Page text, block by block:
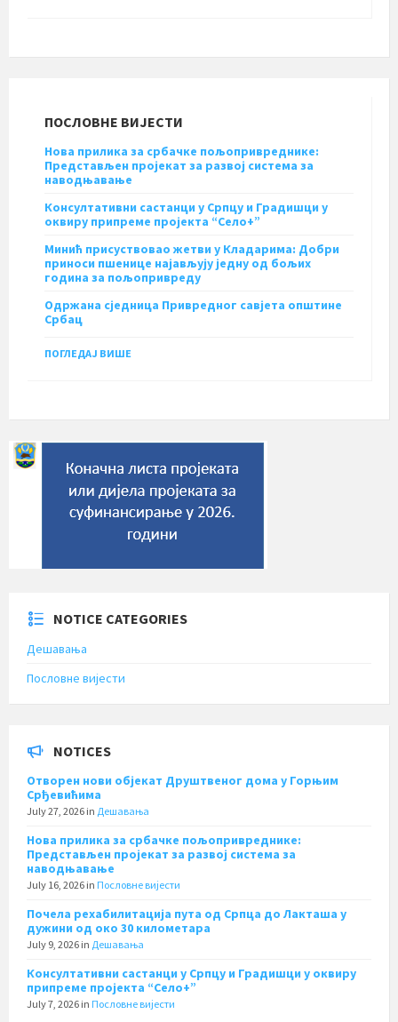
ПОСЛОВНЕ ВИЈЕСТИ
Нова прилика за србачке пољопривреднике:
Представљен пројекат за развој система за
наводњавање
Консултативни састанци у Српцу и Градишци у
оквиру припреме пројекта “Село+”
Минић присуствовао жетви у Кладарима: Добри
приноси пшенице најављују једну од бољих
година за пољопривреду
Одржана сједница Привредног савјета општине
Србац
ПОГЛЕДАЈ ВИШЕ
NOTICE CATEGORIES
Дешавања
Пословне вијести
NOTICES
Отворен нови објекат Друштвеног дома у Горњим
Срђевићима
July 27, 2026 in Дешавања
Нова прилика за србачке пољопривреднике:
Представљен пројекат за развој система за
наводњавање
July 16, 2026 in Пословне вијести
Почела рехабилитација пута од Српца до Лакташа у
дужини од око 30 километара
July 9, 2026 in Дешавања
Консултативни састанци у Српцу и Градишци у оквиру
припреме пројекта “Село+”
July 7, 2026 in Пословне вијести